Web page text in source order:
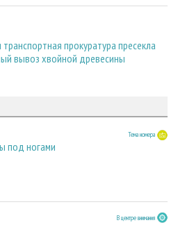
прокуратура пресекла
вывоз хвойной древесины
Тема номера
под ногами
В центре внимания